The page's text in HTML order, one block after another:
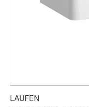
LAUFEN